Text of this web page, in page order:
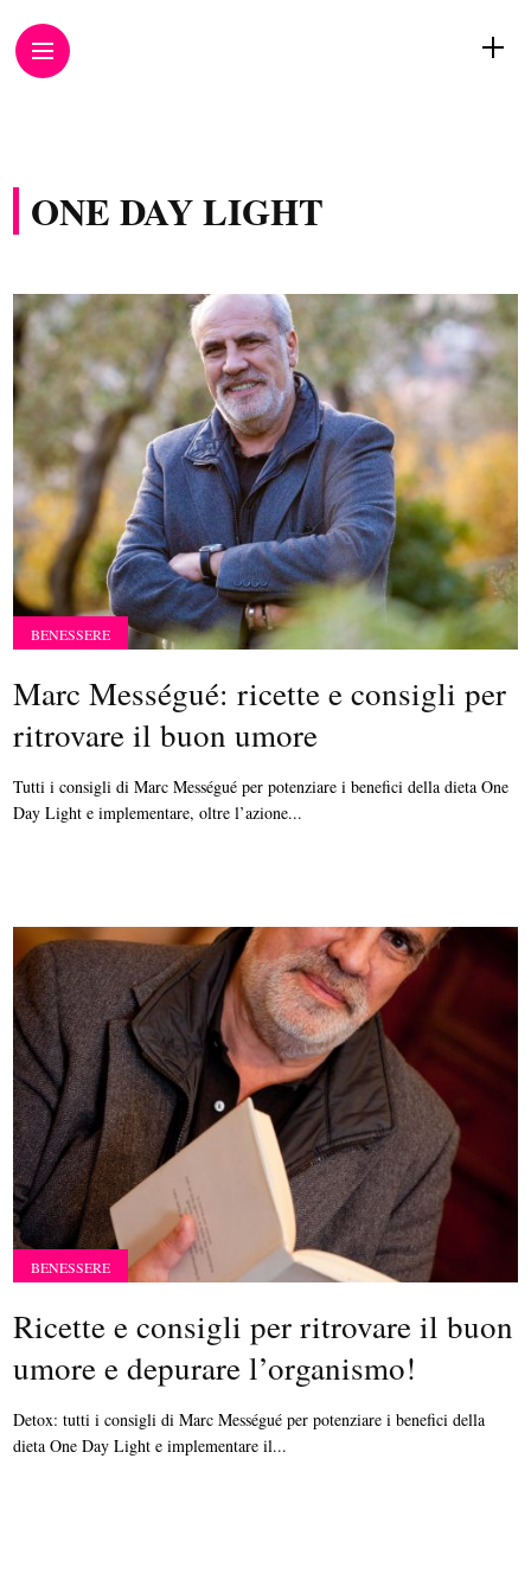
ONE DAY LIGHT
BENESSERE
Marc Mességué: ricette e consigli per
ritrovare il buon umore
Tutti i consigli di Marc Mességué per potenziare i benefici della dieta One
Day Light e implementare, oltre l’azione...
BENESSERE
Ricette e consigli per ritrovare il buon
umore e depurare l’organismo!
Detox: tutti i consigli di Marc Mességué per potenziare i benefici della
dieta One Day Light e implementare il...